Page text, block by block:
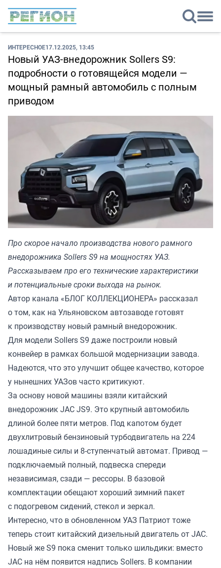
ИНТЕРЕСНОЕ17.12.2025, 13:45
Новый УАЗ-внедорожник Sollers S9:
подробности о готовящейся модели —
мощный рамный автомобиль с полным
приводом
Про скорое начало производства нового рамного
внедорожника Sollers S9 на мощностях УАЗ.
Рассказываем про его технические характеристики
и потенциальные сроки выхода на рынок.
Автор канала «БЛОГ КОЛЛЕКЦИОНЕРА» рассказал
о том, как на Ульяновском автозаводе готовят
к производству новый рамный внедорожник.
Для модели Sollers S9 даже построили новый
конвейер в рамках большой модернизации завода.
Надеются, что это улучшит общее качество, которое
у нынешних УАЗов часто критикуют.
За основу новой машины взяли китайский
внедорожник JAC JS9. Это крупный автомобиль
длиной более пяти метров. Под капотом будет
двухлитровый бензиновый турбодвигатель на 224
лошадиные силы и 8-ступенчатый автомат. Привод —
подключаемый полный, подвеска спереди
независимая, сзади — рессоры. В базовой
комплектации обещают хороший зимний пакет
с подогревом сидений, стекол и зеркал.
Интересно, что в обновленном УАЗ Патриот тоже
теперь стоит китайский дизельный двигатель от JAC.
Новый же S9 пока сменит только шильдики: вместо
JAC на нём появится надпись Sollers. В компании